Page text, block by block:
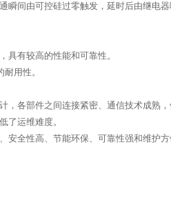
瞬间由可控硅过零触发，延时后由继电
具有较高的性能和可靠性。
用性。
各部件之间连接紧密、通信技术成熟，
了运维难度。
全性高、节能环保、可靠性强和维护